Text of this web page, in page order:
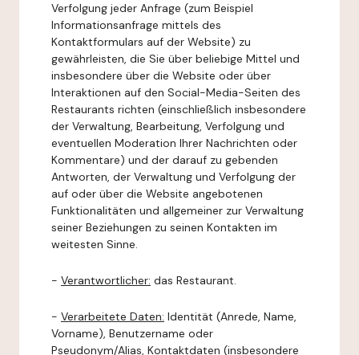
Verfolgung jeder Anfrage (zum Beispiel
Informationsanfrage mittels des
Kontaktformulars auf der Website) zu
gewährleisten, die Sie über beliebige Mittel und
insbesondere über die Website oder über
Interaktionen auf den Social-Media-Seiten des
Restaurants richten (einschließlich insbesondere
der Verwaltung, Bearbeitung, Verfolgung und
eventuellen Moderation Ihrer Nachrichten oder
Kommentare) und der darauf zu gebenden
Antworten, der Verwaltung und Verfolgung der
auf oder über die Website angebotenen
Funktionalitäten und allgemeiner zur Verwaltung
seiner Beziehungen zu seinen Kontakten im
weitesten Sinne.
- Verantwortlicher: das Restaurant.
- Verarbeitete Daten: Identität (Anrede, Name,
Vorname), Benutzername oder
Pseudonym/Alias, Kontaktdaten (insbesondere